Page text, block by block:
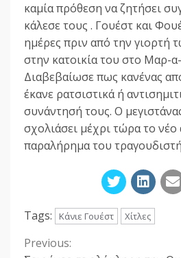
καμία πρόθεση να ζητήσει
κάλεσε τους . Γουέστ και
ημέρες πριν από την γιορτή
στην κατοικία του στο Μαρ-
Διαβεβαίωσε πως κανένας
έκανε ρατσιστικά ή
συνάντησή τους. Ο
σχολιάσει μέχρι τώρα το νέο
παραλήρημα του
Tags: Κάνιε Γουέστ Χίτλες
Continue
Previous: